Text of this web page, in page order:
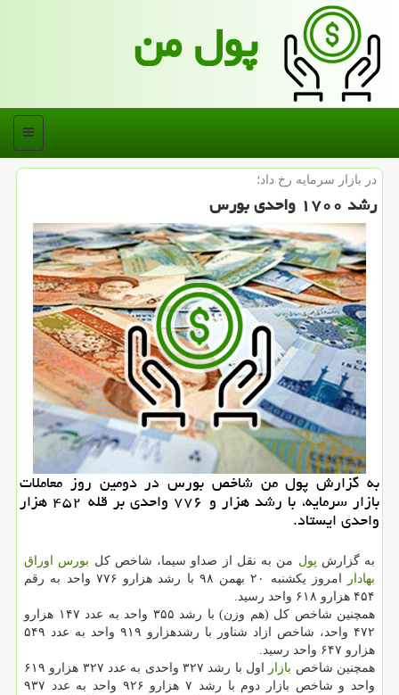
پول من
منو
در بازار سرمایه رخ داد؛
رشد ۱۷۰۰ واحدی بورس
به گزارش پول من شاخص بورس در دومین روز معاملات
بازار سرمایه، با رشد هزار و ۷۷۶ واحدی بر قله ۴۵۲ هزار
واحدی ایستاد.
به گزارش پول من به نقل از صداو سیما، شاخص كل بورس اوراق
بهادار
امروز یكشنبه ۲۰ بهمن ۹۸ با رشد هزارو ۷۷۶ واحد به رقم
۴۵۴ هزارو ۶۱۸ واحد رسید.
همچنین شاخص كل (هم وزن) با رشد ۳۵۵ واحد به عدد ۱۴۷ هزارو
۴۷۲ واحد، شاخص ازاد شناور با رشدهزارو ۹۱۹ واحد به عدد ۵۴۹
هزارو ۶۴۷ واحد رسید.
همچنین شاخص بازار
اول با رشد ۳۲۷ واحدی به عدد ۳۲۷ هزارو ۶۱۹
واحد و شاخص بازار دوم با رشد ۷ هزارو ۹۲۶ واحد به عدد ۹۳۷